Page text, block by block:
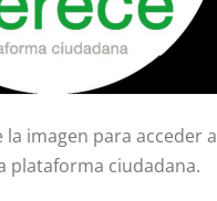
la imagen para acceder
plataforma ciudadana.